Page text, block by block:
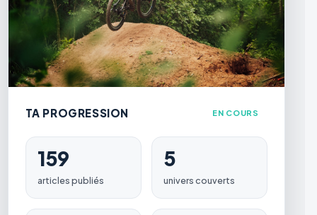
TA PROGRESSION EN COURS
159
articles publiés
5
univers couverts